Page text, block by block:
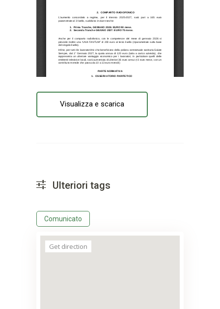
Visualizza e scarica
Ulteriori tags
Comunicato
Get direction